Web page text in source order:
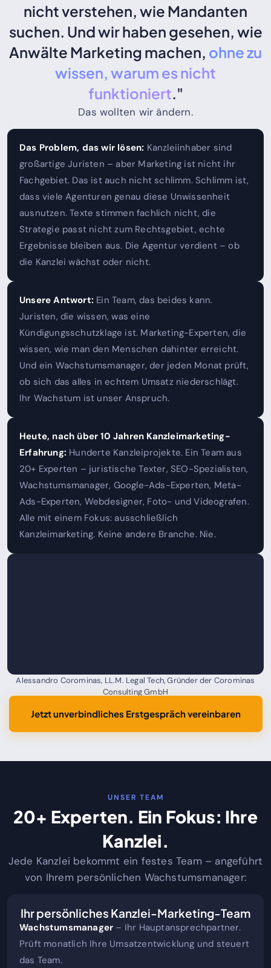
nicht verstehen, wie Mandanten
suchen. Und wir haben gesehen, wie
Anwälte Marketing machen, ohne zu
wissen, warum es nicht
funktioniert."
Das wollten wir ändern.
Das Problem, das wir lösen: Kanzleiinhaber sind
großartige Juristen – aber Marketing ist nicht ihr
Fachgebiet. Das ist auch nicht schlimm. Schlimm ist,
dass viele Agenturen genau diese Unwissenheit
ausnutzen. Texte stimmen fachlich nicht, die
Strategie passt nicht zum Rechtsgebiet, echte
Ergebnisse bleiben aus. Die Agentur verdient – ob
die Kanzlei wächst oder nicht.
Unsere Antwort: Ein Team, das beides kann.
Juristen, die wissen, was eine
Kündigungsschutzklage ist. Marketing-Experten, die
wissen, wie man den Menschen dahinter erreicht.
Und ein Wachstumsmanager, der jeden Monat prüft,
ob sich das alles in echtem Umsatz niederschlägt.
Ihr Wachstum ist unser Anspruch.
Heute, nach über 10 Jahren Kanzleimarketing-
Erfahrung: Hunderte Kanzleiprojekte. Ein Team aus
20+ Experten – juristische Texter, SEO-Spezialisten,
Wachstumsmanager, Google-Ads-Experten, Meta-
Ads-Experten, Webdesigner, Foto- und Videografen.
Alle mit einem Fokus: ausschließlich
Kanzleimarketing. Keine andere Branche. Nie.
Alessandro Corominas, LL.M. Legal Tech, Gründer der Corominas
Consulting GmbH
Jetzt unverbindliches Erstgespräch vereinbaren
UNSER TEAM
20+ Experten. Ein Fokus: Ihre
Kanzlei.
Jede Kanzlei bekommt ein festes Team – angeführt
von Ihrem persönlichen Wachstumsmanager:
Ihr persönliches Kanzlei-Marketing-Team
Wachstumsmanager – Ihr Hauptansprechpartner.
Prüft monatlich Ihre Umsatzentwicklung und steuert
das Team.